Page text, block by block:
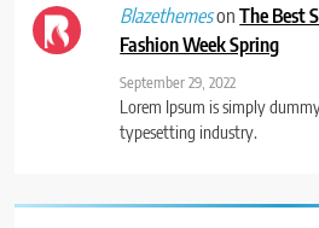
BlazethemesonThe Best
Fashion Week Spring
September 29, 2022
Lorem Ipsum is simply
typesetting industry.